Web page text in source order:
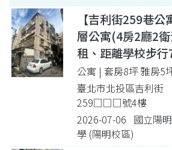
【吉利街259巷公
層公寓(4房2廳2
租、距離學校步
公寓 | 套房8坪 雅房5
臺北市北投區吉利街
259□□□號4樓
2026-07-06 國立陽
學 (陽明校區)